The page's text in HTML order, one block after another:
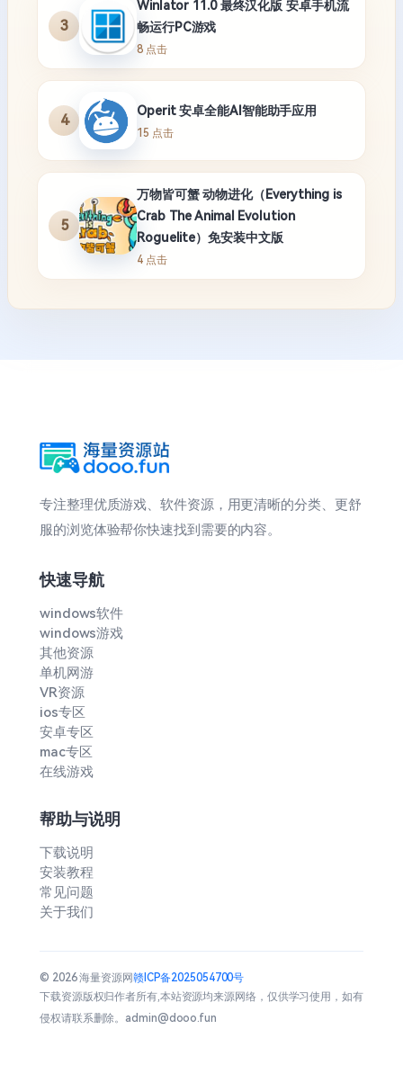
3
Winlator 11.0 最终汉化版 安卓手机流
畅运行PC游戏
8 点击
4
Operit 安卓全能AI智能助手应用
15 点击
5
万物皆可蟹 动物进化（Everything is
Crab The Animal Evolution
Roguelite）免安装中文版
4 点击
专注整理优质游戏、软件资源，用更清晰的分类、更舒
服的浏览体验帮你快速找到需要的内容。
快速导航
windows软件
windows游戏
其他资源
单机网游
VR资源
ios专区
安卓专区
mac专区
在线游戏
帮助与说明
下载说明
安装教程
常见问题
关于我们
© 2026 海量资源网赣ICP备2025054700号
下载资源版权归作者所有,本站资源均来源网络，仅供学习使用，如有
侵权请联系删除。admin@dooo.fun